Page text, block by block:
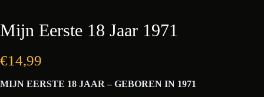
Mijn Eerste 18 Jaar 1971
€14,99
MIJN EERSTE 18 JAAR – GEBOREN IN 1971